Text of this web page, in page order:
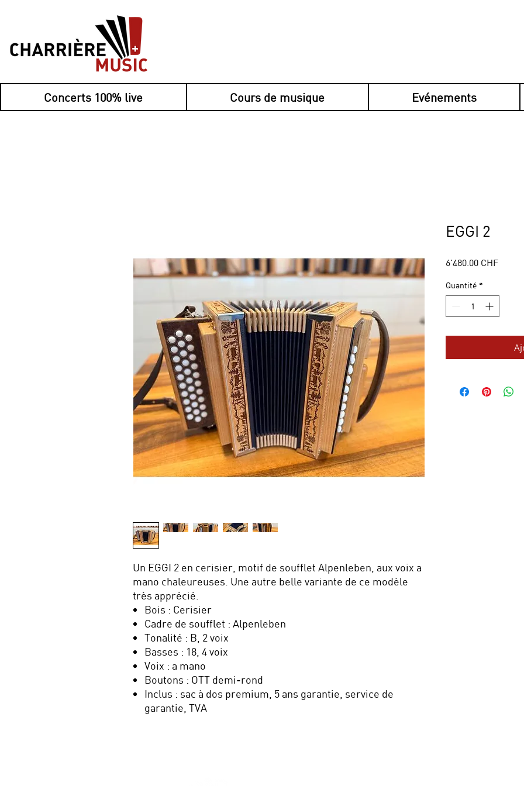
Concerts 100% live Cours de musique Evénements
Un EGGI 2 en cerisier, motif de soufflet Alpenleben, aux voix a
mano chaleureuses. Une autre belle variante de ce modèle
très apprécié.
Bois : Cerisier
Cadre de soufflet : Alpenleben
Tonalité : B, 2 voix
Basses : 18, 4 voix
Voix : a mano
Boutons : OTT demi-rond
Inclus : sac à dos premium, 5 ans garantie, service de
garantie, TVA
EGGI 2
6'480.00 CHFPrix
Quantité *